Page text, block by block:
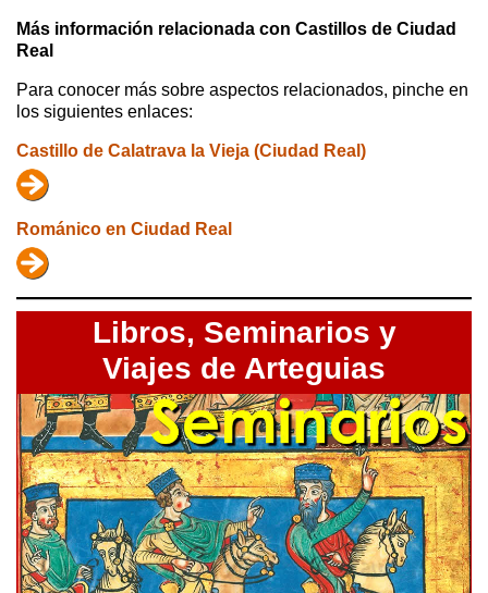
Más información relacionada con Castillos de Ciudad
Real
Para conocer más sobre aspectos relacionados, pinche en
los siguientes enlaces:
Castillo de Calatrava la Vieja (Ciudad Real)
Románico en Ciudad Real
Libros, Seminarios y
Viajes de Arteguias